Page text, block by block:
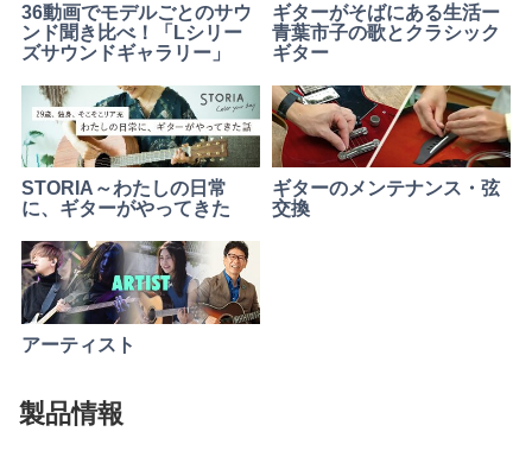
36動画でモデルごとのサウ
ンド聞き比べ！「Lシリー
ズサウンドギャラリー」
ギターがそばにある生活ー
青葉市子の歌とクラシック
ギター
STORIA～わたしの日常
に、ギターがやってきた
ギターのメンテナンス・弦
交換
アーティスト
製品情報